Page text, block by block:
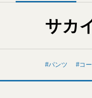
サカ
パンツ コ